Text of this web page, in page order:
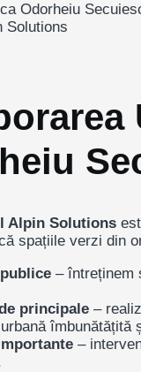
Odorheiu
Solutions
Alpin Solutions
spațiile verzi din
– întreținem
principale –
îmbunătățită
–